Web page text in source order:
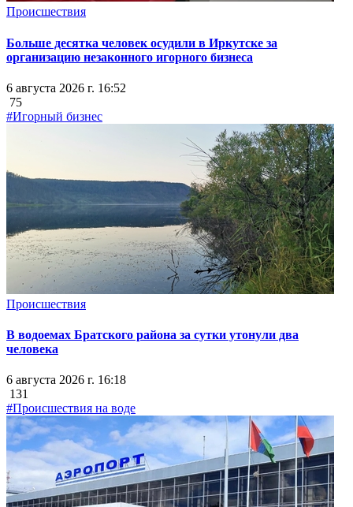
Происшествия
Больше десятка человек осудили в Иркутске за
организацию незаконного игорного бизнеса
6 августа 2026 г. 16:52
75
#Игорный бизнес
Происшествия
В водоемах Братского района за сутки утонули два
человека
6 августа 2026 г. 16:18
131
#Происшествия на воде